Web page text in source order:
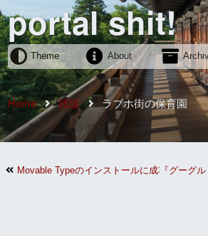
portal shit!
Theme About
Home 雑談 ラブホ街の保育園
Movable Typeのインストールに成功『グーグ